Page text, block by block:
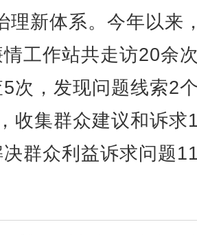
理新体系。今年以来
工作站共走访20余
次，发现问题线索2
收集群众建议和诉求
群众利益诉求问题